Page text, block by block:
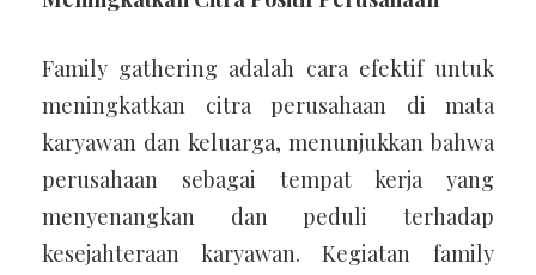
Family gathering adalah cara efektif untuk
meningkatkan citra perusahaan di mata
karyawan dan keluarga, menunjukkan bahwa
perusahaan sebagai tempat kerja yang
menyenangkan dan peduli terhadap
kesejahteraan karyawan. Kegiatan family